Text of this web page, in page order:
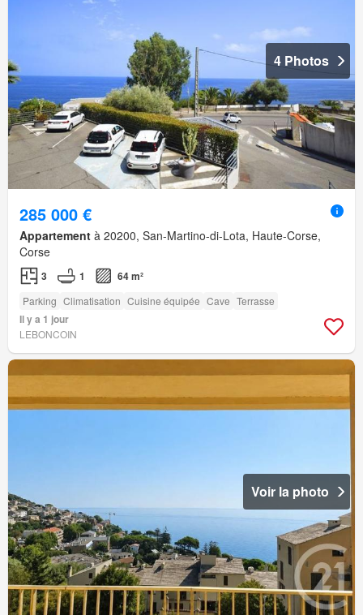
4 Photos
285 000 €
Appartement à 20200, San-Martino-di-Lota, Haute-Corse,
Corse
3 1 64 m²
Parking Climatisation Cuisine équipée Cave Terrasse
Il y a 1 jour
LEBONCOIN
Voir la photo